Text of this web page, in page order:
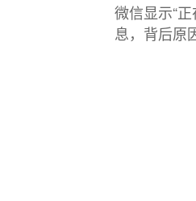
微信显示“
息，背后原